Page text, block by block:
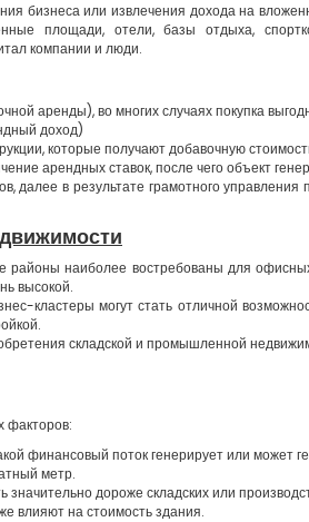
бизнеса или извлечения дохода на
площади, отели, базы отдыха,
компании и люди.
аренды), во многих случаях покупка
доход)
которые получают добавочную
арендных ставок, после чего объект
далее в результате грамотного
районы наиболее востребованы для
высокой.
кластеры могут стать отличной
складской и промышленной
факторов:
финансовый поток генерирует или может
метр.
значительно дороже складских или
влияют на стоимость здания.